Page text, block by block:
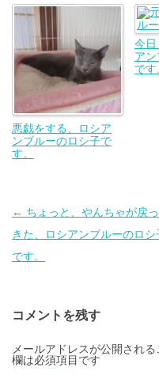
悪戯をする、ロシア
ンブルーのロシ子で
す。
今日
ア
です
投
稿
ナ
ー
シ
ョ
← ちょっと、やんちゃが戻
きた、ロシアンブルーのロシ
です。
コメントを残す
メールアドレスが公開される
欄は必須項目です